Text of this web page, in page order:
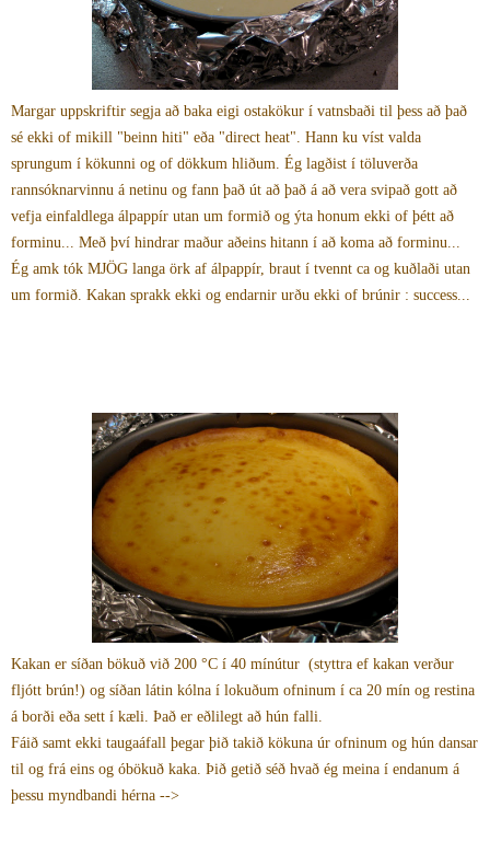
Margar uppskriftir segja að baka eigi ostakökur í vatnsbaði til þess að það
sé ekki of mikill "beinn hiti" eða "direct heat". Hann ku víst valda
sprungum í kökunni og of dökkum hliðum. Ég lagðist í töluverða
rannsóknarvinnu á netinu og fann það út að það á að vera svipað gott að
vefja einfaldlega álpappír utan um formið og ýta honum ekki of þétt að
forminu... Með því hindrar maður aðeins hitann í að koma að forminu...
Ég amk tók MJÖG langa örk af álpappír, braut í tvennt ca og kuðlaði utan
um formið. Kakan sprakk ekki og endarnir urðu ekki of brúnir : success...
Kakan er síðan bökuð við 200 °C í 40 mínútur (styttra ef kakan verður
fljótt brún!) og síðan látin kólna í lokuðum ofninum í ca 20 mín og restina
á borði eða sett í kæli. Það er eðlilegt að hún falli.
Fáið samt ekki taugaáfall þegar þið takið kökuna úr ofninum og hún dansar
til og frá eins og óbökuð kaka. Þið getið séð hvað ég meina í endanum á
þessu myndbandi hérna -->